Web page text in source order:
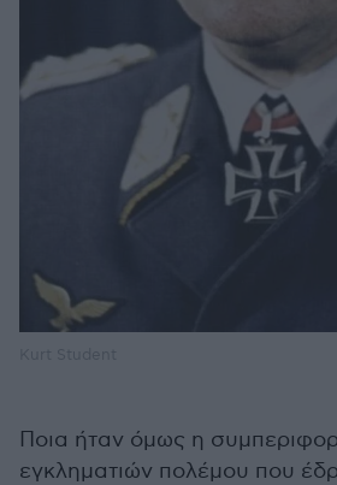
Ποια ήταν όμως η
εγκληματιών πολέμου που